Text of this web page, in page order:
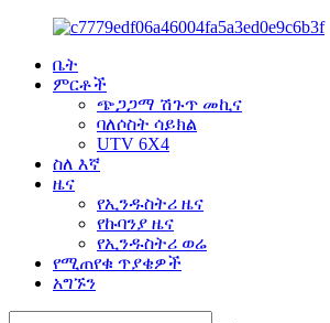
ቤት
ምርቶች
ጭጋጋማ ሽጉጥ መኪና
ባለሶስት ሳይክል
UTV 6X4
ስለ እኛ
ዜና
የኢንዱስትሪ ዜና
የኩባንያ ዜና
የኢንዱስትሪ ወሬ
የሚጠየቁ ጥያቄዎች
አግኙን